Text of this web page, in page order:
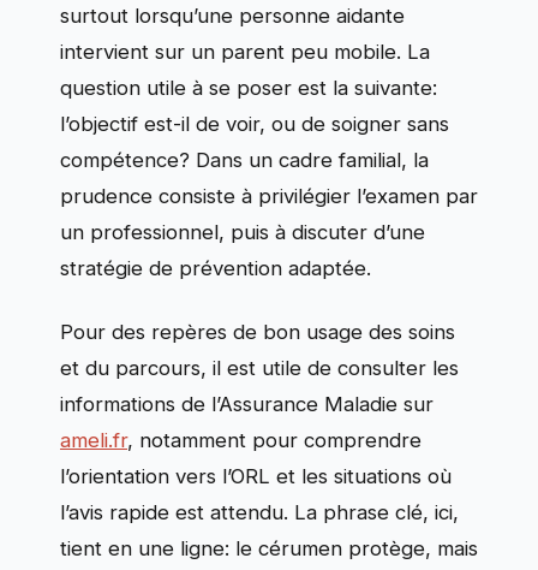
surtout lorsqu’une personne aidante
intervient sur un parent peu mobile. La
question utile à se poser est la suivante:
l’objectif est-il de voir, ou de soigner sans
compétence? Dans un cadre familial, la
prudence consiste à privilégier l’examen par
un professionnel, puis à discuter d’une
stratégie de prévention adaptée.
Pour des repères de bon usage des soins
et du parcours, il est utile de consulter les
informations de l’Assurance Maladie sur
ameli.fr, notamment pour comprendre
l’orientation vers l’ORL et les situations où
l’avis rapide est attendu. La phrase clé, ici,
tient en une ligne: le cérumen protège, mais